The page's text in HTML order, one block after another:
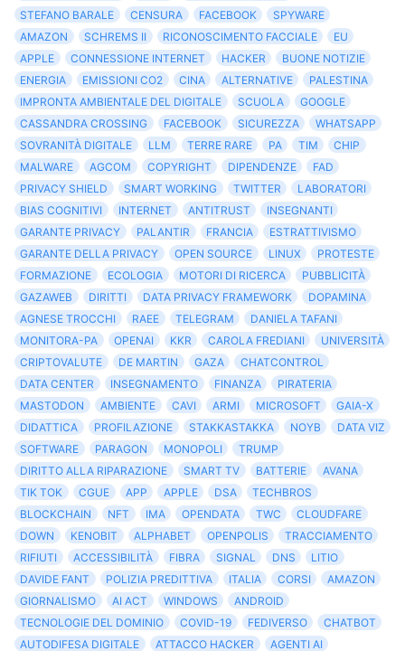
STEFANO BARALE CENSURA FACEBOOK
SPYWARE
AMAZON
SCHREMS II RICONOSCIMENTO FACCIALE
EU
APPLE
CONNESSIONE INTERNET HACKER
BUONE NOTIZIE
ENERGIA
EMISSIONI CO2 CINA ALTERNATIVE
PALESTINA
IMPRONTA AMBIENTALE DEL DIGITALE
SCUOLA
GOOGLE
CASSANDRA CROSSING
FACEBOOK SICUREZZA
WHATSAPP
SOVRANITÀ DIGITALE
LLM TERRE RARE PA TIM
CHIP
MALWARE
AGCOM COPYRIGHT DIPENDENZE
FAD
PRIVACY SHIELD
SMART WORKING TWITTER
LABORATORI
BIAS COGNITIVI
INTERNET ANTITRUST
INSEGNANTI
GARANTE PRIVACY
PALANTIR FRANCIA
ESTRATTIVISMO
GARANTE DELLA PRIVACY
OPEN SOURCE LINUX
PROTESTE
FORMAZIONE
ECOLOGIA MOTORI DI RICERCA
PUBBLICITÀ
GAZAWEB
DIRITTI DATA PRIVACY FRAMEWORK
DOPAMINA
AGNESE TROCCHI
RAEE TELEGRAM
DANIELA TAFANI
MONITORA-PA
OPENAI KKR CAROLA FREDIANI
UNIVERSITÀ
CRIPTOVALUTE
DE MARTIN GAZA
CHATCONTROL
DATA CENTER
INSEGNAMENTO FINANZA
PIRATERIA
MASTODON
AMBIENTE CAVI ARMI MICROSOFT
GAIA-X
DIDATTICA
PROFILAZIONE STAKKASTAKKA NOYB
DATA VIZ
SOFTWARE
PARAGON MONOPOLI
TRUMP
DIRITTO ALLA RIPARAZIONE
SMART TV BATTERIE
AVANA
TIK TOK
CGUE APP APPLE DSA
TECHBROS
BLOCKCHAIN
NFT IMA OPENDATA TWC
CLOUDFARE
DOWN
KENOBIT ALPHABET OPENPOLIS
TRACCIAMENTO
RIFIUTI
ACCESSIBILITÀ FIBRA SIGNAL DNS
LITIO
DAVIDE FANT
POLIZIA PREDITTIVA ITALIA CORSI
AMAZON
GIORNALISMO
AI ACT WINDOWS
ANDROID
TECNOLOGIE DEL DOMINIO
COVID-19 FEDIVERSO
CHATBOT
AUTODIFESA DIGITALE
ATTACCO HACKER
AGENTI AI